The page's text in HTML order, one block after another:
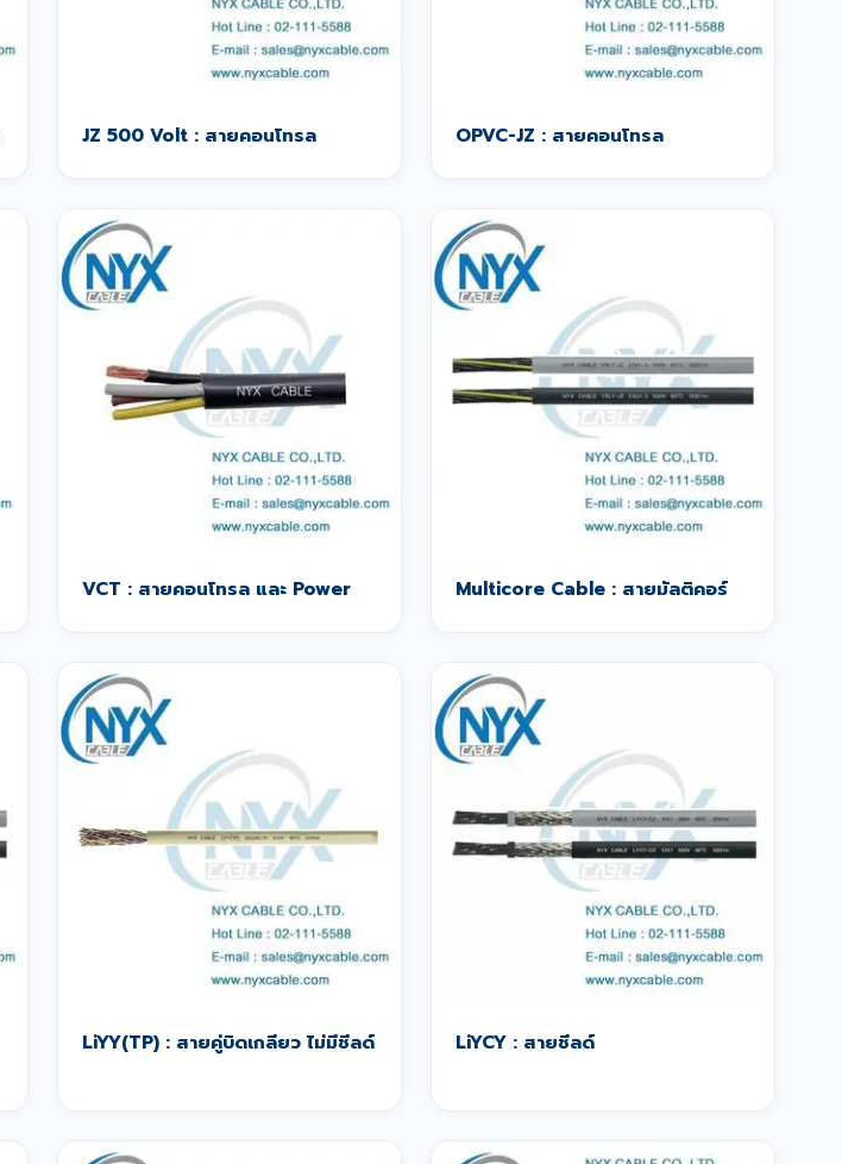
JZ 500 Volt : สายคอนโทรล OPVC-JZ : สายคอนโทรล
VCT : สายคอนโทรล และ Power Multicore Cable : สายมัลติคอร์
LiYY(TP) : สายคู่บิดเกลียว ไม่มีชีลด์ LiYCY : สายชีลด์